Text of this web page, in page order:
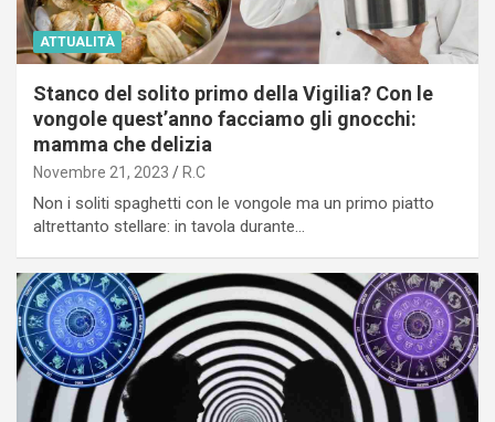
ATTUALITÀ
Stanco del solito primo della Vigilia? Con le
vongole quest’anno facciamo gli gnocchi:
mamma che delizia
Novembre 21, 2023 R.C
Non i soliti spaghetti con le vongole ma un primo piatto
altrettanto stellare: in tavola durante…